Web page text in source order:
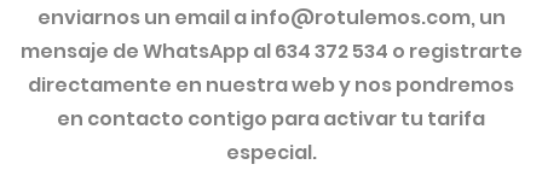
enviarnos un email ainfo@rotulemos.com, un
mensaje de WhatsApp al 634 372 534 o registrarte
directamente en nuestra web y nos pondremos
en contacto contigo para activar tu tarifa
especial.